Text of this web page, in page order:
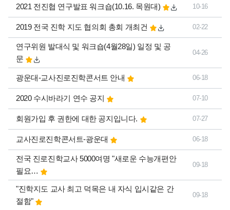
2021 전진협 연구발표 워크숍(10.16. 목원대) 10-16
2019 전국 진학 지도 협의회 총회 개최건 02-22
연구위원 발대식 및 워크숍(4월28일) 일정 및 공
문
04-26
광운대-교사진로진학콘서트 안내 06-18
2020 수시바라기 연수 공지 07-10
회원가입 후 권한에 대한 공지입니다. 07-27
교사진로진학콘서트-광운대 06-18
전국 진로진학교사 5000여명 "새로운 수능개편안
필요…
09-18
"진학지도 교사 최고 덕목은 내 자식 입시같은 간
절함"
09-18